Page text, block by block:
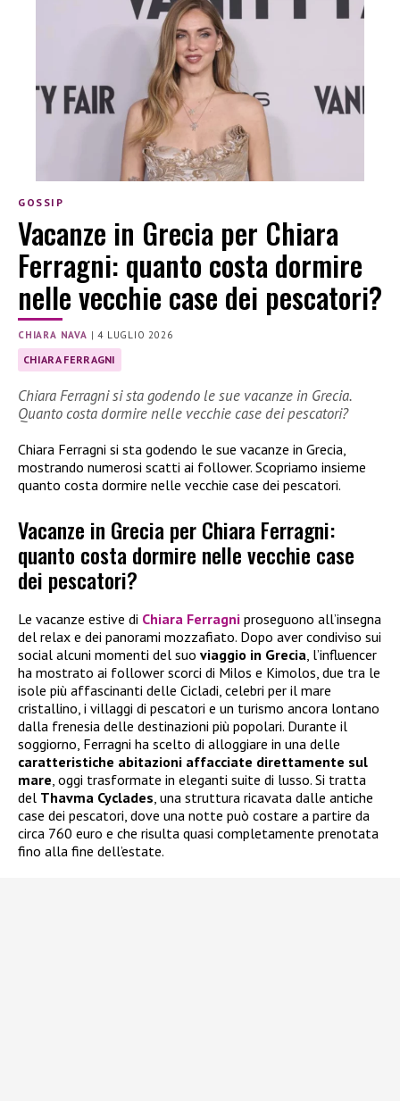
GOSSIP
Vacanze in Grecia per Chiara
Ferragni: quanto costa dormire
nelle vecchie case dei pescatori?
CHIARA NAVA |4 LUGLIO 2026
CHIARA FERRAGNI
Chiara Ferragni si sta godendo le sue vacanze in Grecia.
Quanto costa dormire nelle vecchie case dei pescatori?
Chiara Ferragni si sta godendo le sue vacanze in Grecia,
mostrando numerosi scatti ai follower. Scopriamo insieme
quanto costa dormire nelle vecchie case dei pescatori.
Vacanze in Grecia per Chiara Ferragni:
quanto costa dormire nelle vecchie case
dei pescatori?
Le vacanze estive di Chiara Ferragni proseguono all’insegna
del relax e dei panorami mozzafiato. Dopo aver condiviso sui
social alcuni momenti del suo viaggio in Grecia, l’influencer
ha mostrato ai follower scorci di Milos e Kimolos, due tra le
isole più affascinanti delle Cicladi, celebri per il mare
cristallino, i villaggi di pescatori e un turismo ancora lontano
dalla frenesia delle destinazioni più popolari. Durante il
soggiorno, Ferragni ha scelto di alloggiare in una delle
caratteristiche abitazioni affacciate direttamente sul
mare, oggi trasformate in eleganti suite di lusso. Si tratta
del Thavma Cyclades, una struttura ricavata dalle antiche
case dei pescatori, dove una notte può costare a partire da
circa 760 euro e che risulta quasi completamente prenotata
fino alla fine dell’estate.